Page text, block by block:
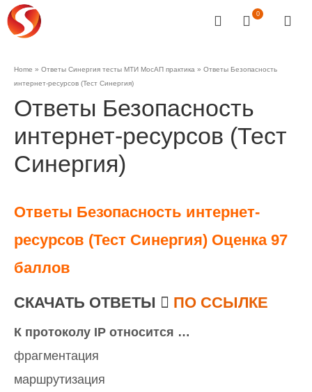
0
Home » Ответы Синергия тесты МТИ МосАП практика » Ответы Безопасность
интернет-ресурсов (Тест Синергия)
Ответы Безопасность
интернет-ресурсов (Тест
Синергия)
Ответы Безопасность интернет-
ресурсов (Тест Синергия) Оценка 97
баллов
СКАЧАТЬ ОТВЕТЫ
ПО ССЫЛКЕ
К протоколу IP относится …
фрагментация
маршрутизация